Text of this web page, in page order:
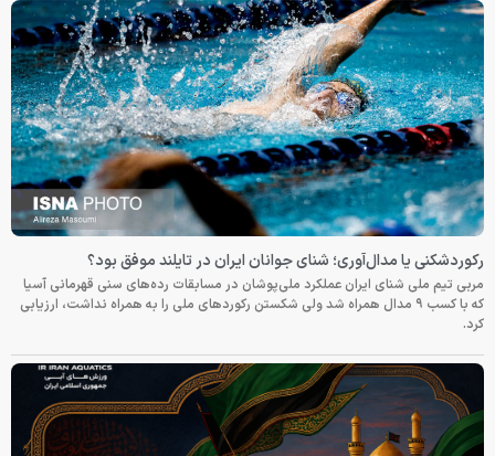
رکوردشکنی یا مدال‌آوری؛ شنای جوانان ایران در تایلند موفق بود؟
مربی تیم ملی شنای ایران عملکرد ملی‌پوشان در مسابقات رده‌های سنی قهرمانی آسیا
که با کسب ۹ مدال همراه شد ولی شکستن رکوردهای ملی را به همراه نداشت، ارزیابی
کرد.